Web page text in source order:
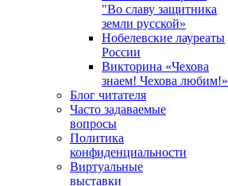
"Во славу защитника
земли русской»
Нобелевские лауреаты
России
Викторина «Чехова
знаем! Чехова любим!»
Блог читателя
Часто задаваемые
вопросы
Политика
конфиденциальности
Виртуальные
выставки